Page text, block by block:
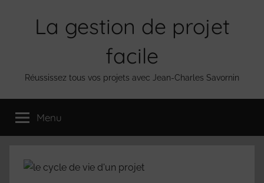
La gestion de projet
facile
Réussissez tous vos projets avec Jean-Charles Savornin
Menu